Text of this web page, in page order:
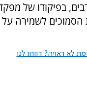
בפיקודו של
הסמוכים לשמירה
לא ראויה? דווחו לנו